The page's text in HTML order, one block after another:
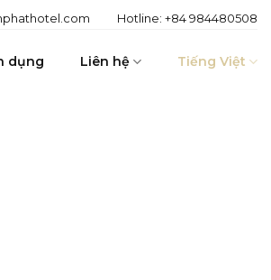
Hotline: +84 984480508
dụng Liên hệ Tiếng Việt